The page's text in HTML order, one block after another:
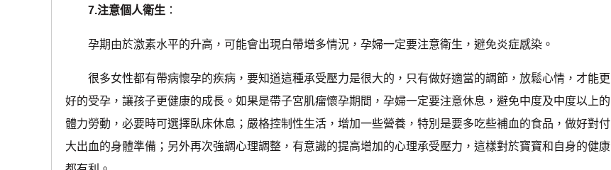
7.注意個人衛生 ：
孕期由於激素水平的升高，可能會出現白帶增多情況，孕婦一定要注意衛生，避免炎症感染。
很多女性都有帶病懷孕的疾病，要知道這種承受壓力是很大的，只有做好適當的調節，放鬆心情，才能更
好的受孕，讓孩子更健康的成長。如果是帶子宮肌瘤懷孕期間，孕婦一定要注意休息，避免中度及中度以上的
體力勞動，必要時可選擇臥床休息；嚴格控制性生活，增加一些營養，特別是要多吃些補血的食品，做好對付
大出血的身體準備；另外再次強調心理調整，有意識的提高增加的心理承受壓力，這樣對於寶寶和自身的健康